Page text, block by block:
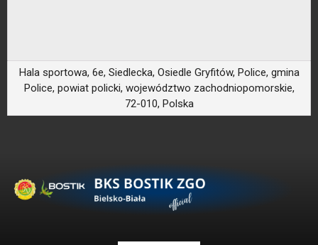
Hala sportowa, 6e, Siedlecka, Osiedle Gryfitów, Police, gmina
Police, powiat policki, województwo zachodniopomorskie,
72-010, Polska